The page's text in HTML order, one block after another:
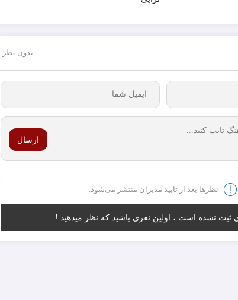
بدون نظر
ارسال
نظرها بعد از تایید مدیران منتشر می‌شود.
ثبت نشده است ، اولین نفری باشید که نظر میدهید !